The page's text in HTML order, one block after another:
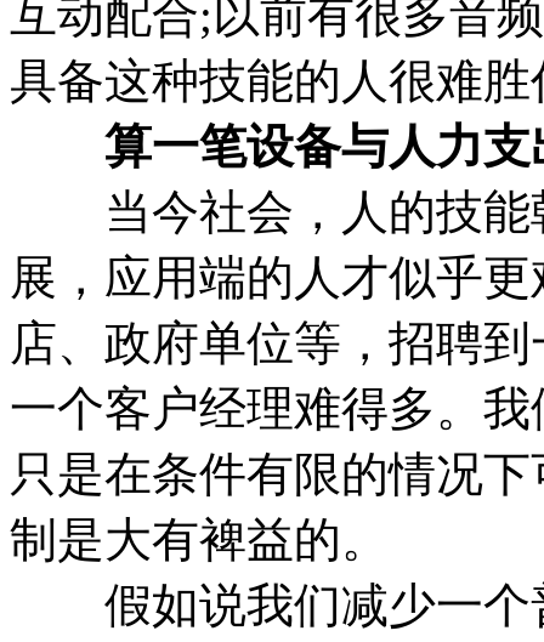
互动配合;以前有很多音
具备这种技能的人很难
算一笔设备与人力支
当今社会，人的技能
展，应用端的人才似乎
店、政府单位等，招聘
一个客户经理难得多。
只是在条件有限的情况
制是大有裨益的。
假如说我们减少一个